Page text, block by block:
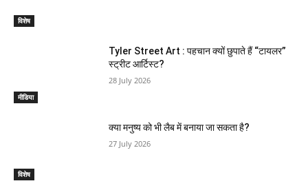
विशेष
मीडिया
Tyler Street Art : पहचान क्यों छुपाते हैं “टायलर”
स्ट्रीट आर्टिस्ट?
28 July 2026
विशेष
क्या मनुष्य को भी लैब में बनाया जा सकता है?
27 July 2026